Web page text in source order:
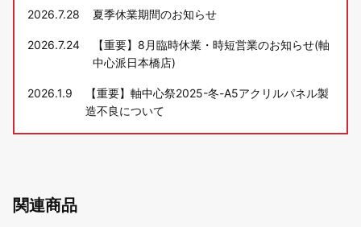
2026.7.28 夏季休業期間のお知らせ
2026.7.24
【重要】8月臨時休業・時短営業のお知らせ(軸
中心派日本橋店)
2026.1.9
【重要】軸中心祭2025-冬-A5アクリルパネル製
造不良について
関連商品